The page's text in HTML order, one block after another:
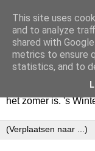
Huize
Als het lente is,
latte uit een glas.
cappuccino of een
het zomer is. 's
This site uses
and to analyze
shared with
metrics to ensure
statistics, and to